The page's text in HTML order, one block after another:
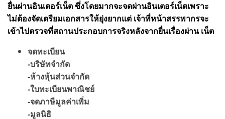
ยื่นผ่านอินเตอร์เน็ต ซึ่งโดยมากจะจดผ่านอินเตอร์เน็ตเพราะ
ไม่ต้องจัดเตรียมเอกสารให้ยุ่งยากแต่ เจ้าที่หน้าสรรพากรจะ
เข้าไปตรวจที่สถานประกอบการจริงหลังจากยื่นเรื่องผ่าน เน็ต
จดทะเบียน
-บริษัทจำกัด
-ห้างหุ้นส่วนจำกัด
-ใบทะเบียนพาณิชย์
-จดภาษีมูลค่าเพิ่ม
-มูลนิธิ